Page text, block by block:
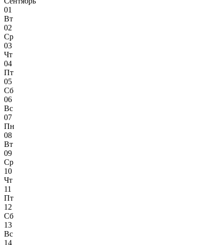
01
Вт
02
Ср
03
Чт
04
Пт
05
Сб
06
Вс
07
Пн
08
Вт
09
Ср
10
Чт
11
Пт
12
Сб
13
Вс
14